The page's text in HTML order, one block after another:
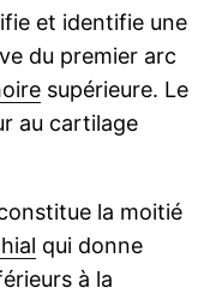
et identifie une
du premier arc
supérieure. Le
au cartilage
la moitié
qui donne
à la